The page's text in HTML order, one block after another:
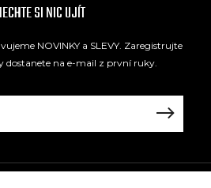
SI NIC UJÍT
NOVINKY a SLEVY. Zaregistrujte
dostanete na e-mail z první ruky.